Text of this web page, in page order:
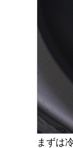
まずは